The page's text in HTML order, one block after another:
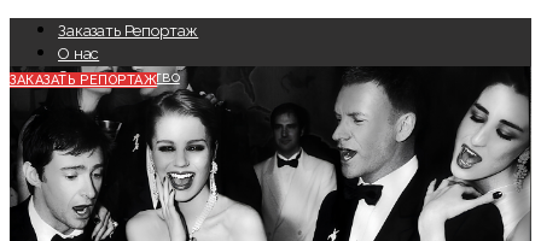
Заказать Репортаж
О нас
Сотрудничество
ЗАКАЗАТЬ РЕПОРТАЖ